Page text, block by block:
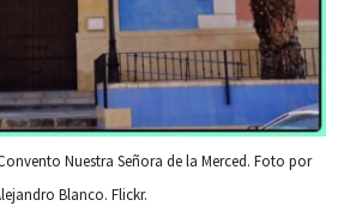
Nuestra Señora de la Merced. Foto por
Blanco. Flickr.